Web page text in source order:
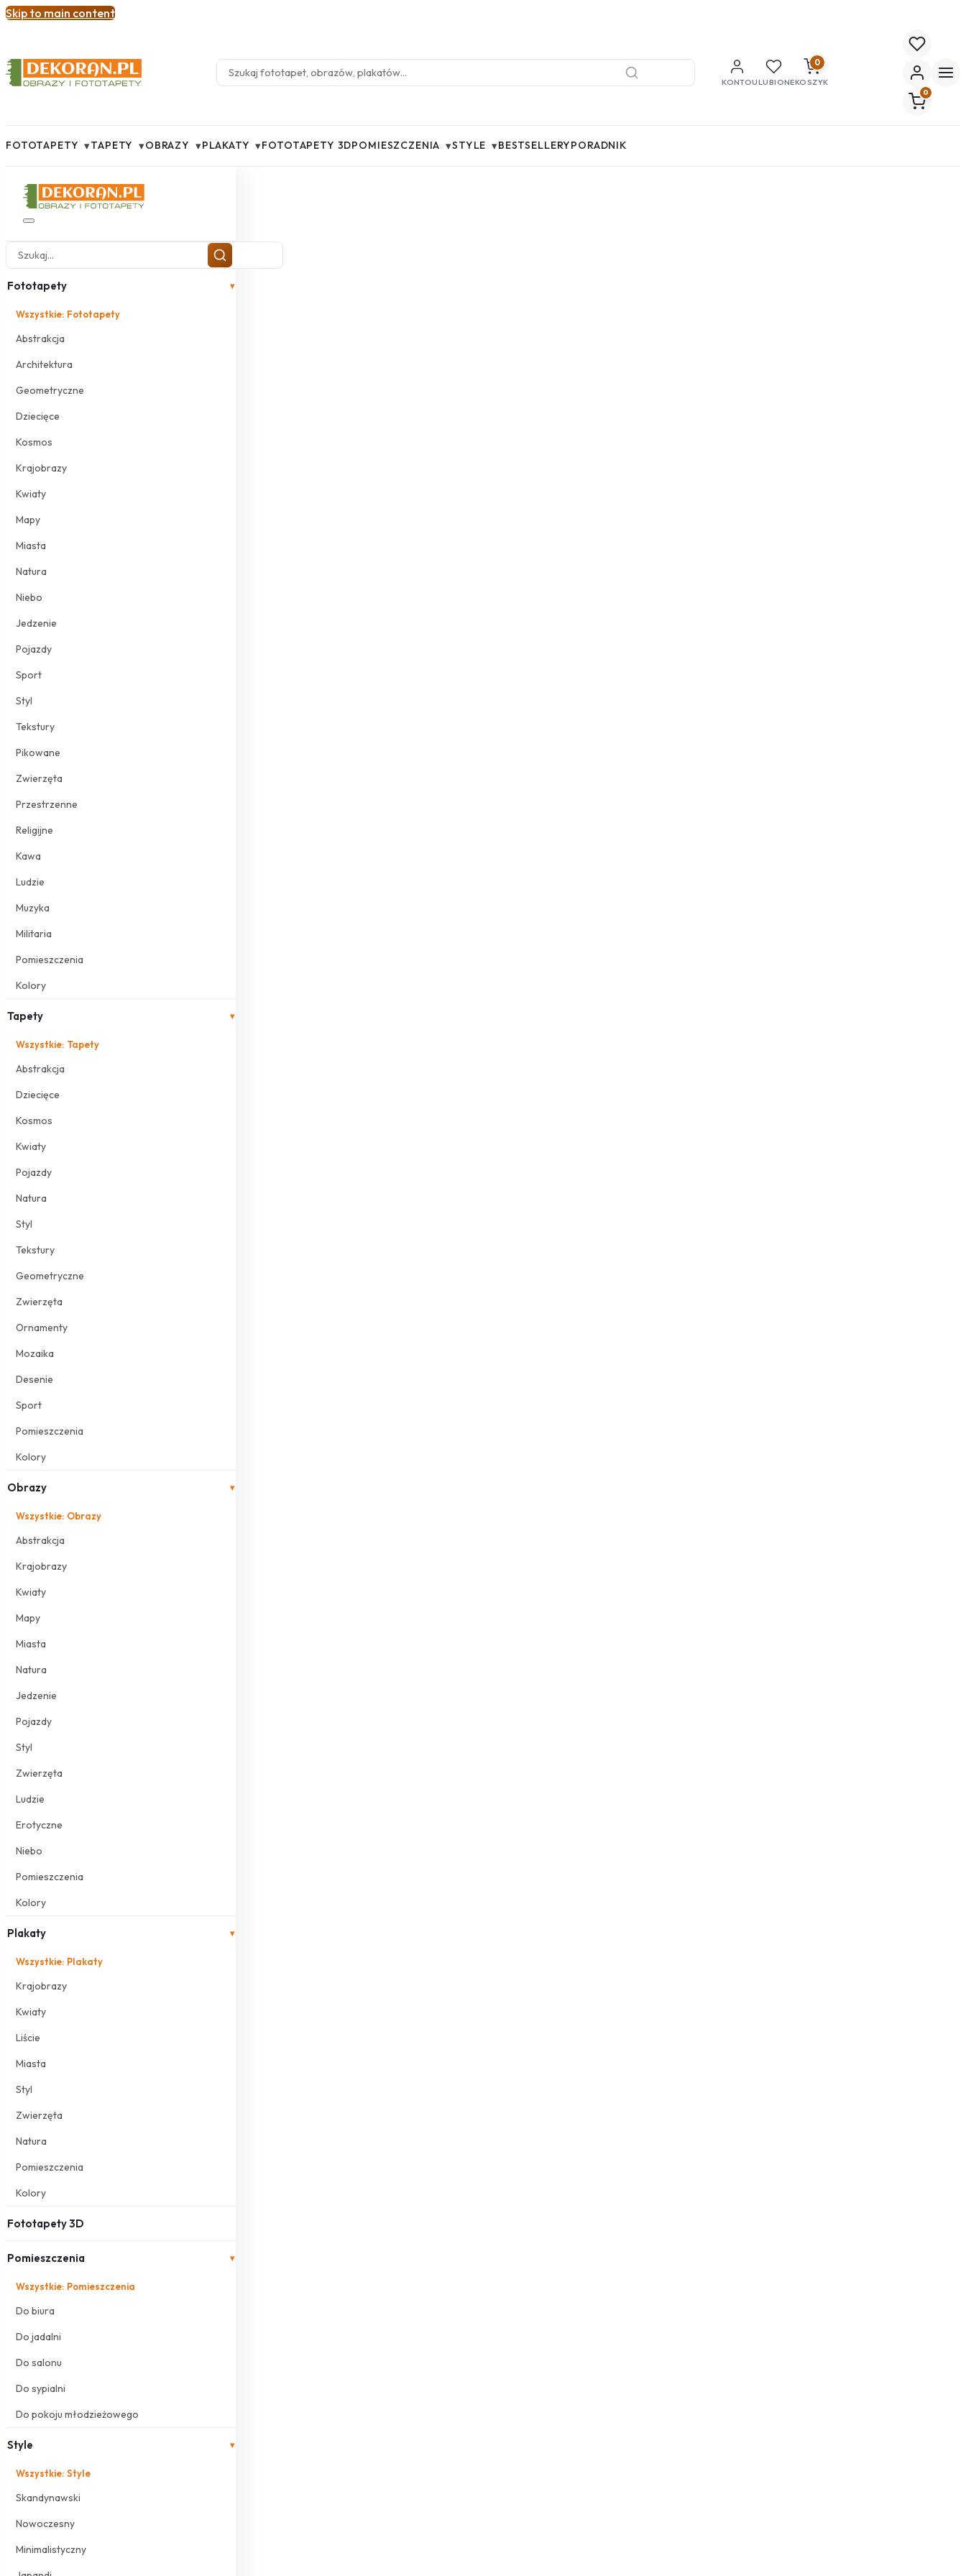
Skip to main content
KONTOULUBIONE
0
KOSZYK
0
FOTOTAPETY ▾TAPETY ▾OBRAZY ▾PLAKATY ▾FOTOTAPETY 3DPOMIESZCZENIA ▾STYLE ▾BESTSELLERYPORADNIK
Fototapety ▾
Wszystkie: Fototapety
Abstrakcja
Architektura
Geometryczne
Dziecięce
Kosmos
Krajobrazy
Kwiaty
Mapy
Miasta
Natura
Niebo
Jedzenie
Pojazdy
Sport
Styl
Tekstury
Pikowane
Zwierzęta
Przestrzenne
Religijne
Kawa
Ludzie
Muzyka
Militaria
Pomieszczenia
Kolory
Tapety ▾
Wszystkie: Tapety
Abstrakcja
Dziecięce
Kosmos
Kwiaty
Pojazdy
Natura
Styl
Tekstury
Geometryczne
Zwierzęta
Ornamenty
Mozaika
Desenie
Sport
Pomieszczenia
Kolory
Obrazy ▾
Wszystkie: Obrazy
Abstrakcja
Krajobrazy
Kwiaty
Mapy
Miasta
Natura
Jedzenie
Pojazdy
Styl
Zwierzęta
Ludzie
Erotyczne
Niebo
Pomieszczenia
Kolory
Plakaty ▾
Wszystkie: Plakaty
Krajobrazy
Kwiaty
Liście
Miasta
Styl
Zwierzęta
Natura
Pomieszczenia
Kolory
Fototapety 3D
Pomieszczenia ▾
Wszystkie: Pomieszczenia
Do biura
Do jadalni
Do salonu
Do sypialni
Do pokoju młodzieżowego
Style ▾
Wszystkie: Style
Skandynawski
Nowoczesny
Minimalistyczny